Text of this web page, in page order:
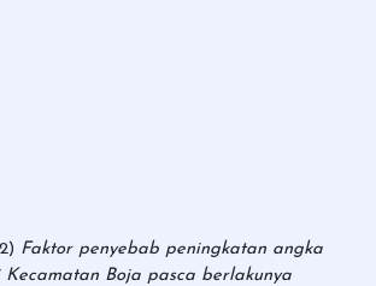
Faktor penyebab peningkatan angka
Boja pasca berlakunya